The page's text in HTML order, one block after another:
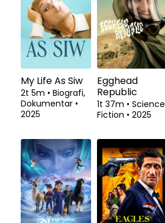
My Life As Siw
2t 5m • Biografi,
Dokumentar •
2025
Egghead
Republic
1t 37m • Science
Fiction • 2025